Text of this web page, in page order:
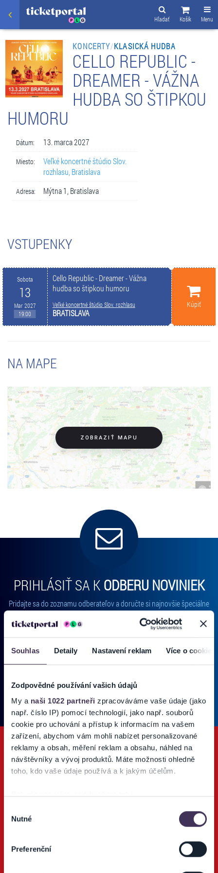
Souhlas Detaily Nastavení reklam Více o cookies
Zodpovědné používání vašich údajů
My a naši 1022 partneři zpracováváme vaše údaje (jako
např. číslo IP) pomocí technologií, jako např. souborů
cookie pro uchování a přístup k informacím na vašem
zařízení, abychom vám mohli nabízet personalizované
reklamy a obsah, měření reklam a obsahu, náhled na
návštěvníky a vývoj produktů. Máte možnosti ohledně
toho, kdo vaše údaje používá a k jakým účelům.
Pokud to povolíte, rádi bychom také:
které mohou být přesné na několik metrů
skenování pro konkrétní charakteristiky (otisk prstu)
Zjistěte více o tom, jak zpracováváme vaše osobní
souhlasu
Nutné
Preferenční
Menu
Košík
Hľadať
KONCERTY/KLASICKÁ HUDBA
CELLO REPUBLIC -
DREAMER - VÁŽNA
HUDBA SO ŠTIPKOU
HUMORU
Dátum: 13. marca 2027
Miesto:
Veľké koncertné štúdio Slov.
rozhlasu, Bratislava
Adresa: Mýtna 1, Bratislava
VSTUPENKY
Sobota
13
Mar 2027
19:00
Cello Republic - Dreamer - Vážna
hudba so štipkou humoru
Veľké koncertné štúdio Slov. rozhlasu
BRATISLAVA
Kúpiť
NA MAPE
ZOBRAZIŤ MAPU
PRIHLÁSIŤ SA K ODBERU NOVINIEK
Pridajte sa do zoznamu odberateľov a doručte si najnovšie špeciálne
ponuky priamo do doručenej pošty.
Vložte svoj email
Zadajte svoju e-mailovú adresu, na ktorú vám budeme zasielať
Používateľ súhlasí sOBCHODNÝMI PODMIENKAMI predajnej siete
Sledujte náš Youtube kanál o podujatiach a športe.